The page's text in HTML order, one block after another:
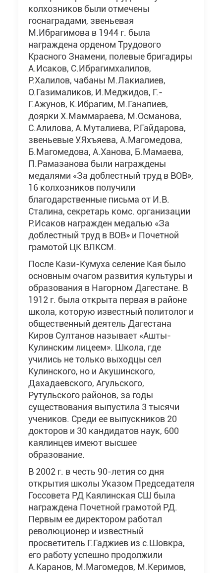
колхозников были отмечены
госнаградами, звеньевая
М.Ибрагимова в 1944 г. была
награждена орденом Трудового
Красного Знамени, полевые бригадиры
А.Исаков, С.Ибрагимхалилов,
Р.Халилов, чабаны М.Лакиалиев,
О.Газималиков, И.Меджидов, Г.-
Г.Ажунов, К.Ибрагим, М.Ганапиев,
доярки Х.Маммараева, М.Османова,
С.Алилова, А.Муталиева, Р.Гайдарова,
звеньевые У.Яхъяева, А.Магомедова,
Б.Магомедова, А.Ханова, Б.Мамаева,
П.Рамазанова были награждены
медалями «За доблестный труд в ВОВ»,
16 колхозников получили
благодарственные письма от И.В.
Сталина, секретарь комс. организации
Р.Исаков награжден медалью «За
доблестный труд в ВОВ» и Почетной
грамотой ЦК ВЛКСМ.
После Кази-Кумуха селение Кая было
основным очагом развития культуры и
образования в Нагорном Дагестане. В
1912 г. была открыта первая в районе
школа, которую известный политолог и
общественный деятель Дагестана
Киров Султанов называет «Ашты-
Кулинским лицеем». Школа, где
учились не только выходцы сел
Кулинского, но и Акушинского,
Дахадаевского, Агульского,
Рутульского районов, за годы
существования выпустила 3 тысячи
учеников. Среди ее выпускников 20
докторов и 30 кандидатов наук, 600
каялинцев имеют высшее
образование.
В 2002 г. в честь 90-летия со дня
открытия школы Указом Председателя
Госсовета РД Каялинская СШ была
награждена Почетной грамотой РД.
Первым ее директором работал
революционер и известный
просветитель Г.Гаджиев из с.Шовкра,
его работу успешно продолжили
А.Каранов, М.Магомедов, М.Керимов,